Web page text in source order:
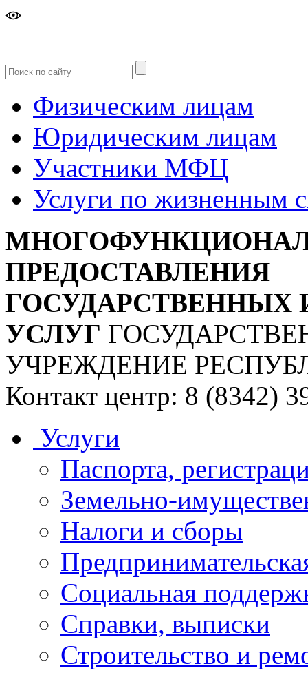
Физическим лицам
Юридическим лицам
Участники МФЦ
Услуги по жизненным
ПРЕДОСТАВЛЕНИЯ
УСЛУГ
УЧРЕЖДЕНИЕ
Контакт центр: 8 (8342)
Услуги
Паспорта,
Земельно-
Налоги и сборы
Социальная
Справки, выписки
Строительство и